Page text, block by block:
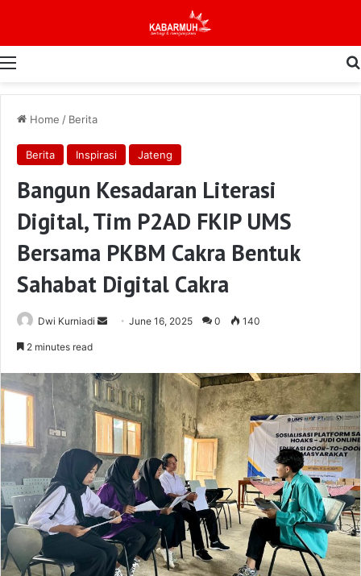
Menu
Home / Berita
Berita Inspirasi Jateng
Bangun Kesadaran Literasi
Digital, Tim P2AD FKIP UMS
Bersama PKBM Cakra Bentuk
Sahabat Digital Cakra
Dwi Kurniadi
Send June 16, 2025 0 140
2 minutes read